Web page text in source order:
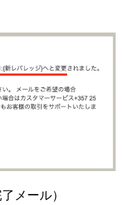
メール）